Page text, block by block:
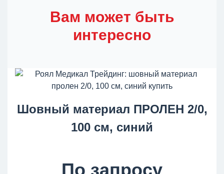
Вам может быть
интересно
Шовный материал ПРОЛЕН 2/0,
100 см, синий
По запросу